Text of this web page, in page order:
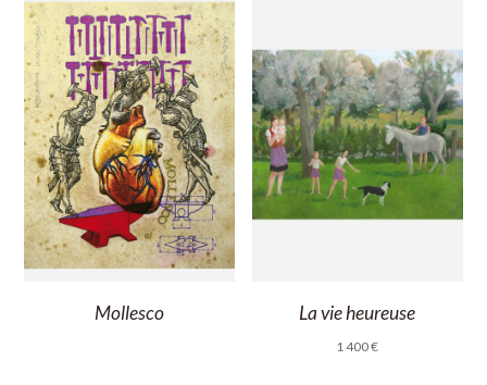
Mollesco La vie heureuse
1 400€